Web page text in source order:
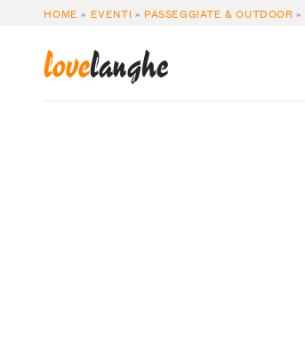
HOME » EVENTI » PASSEGGIATE & OUTDOOR »
lovelanghe